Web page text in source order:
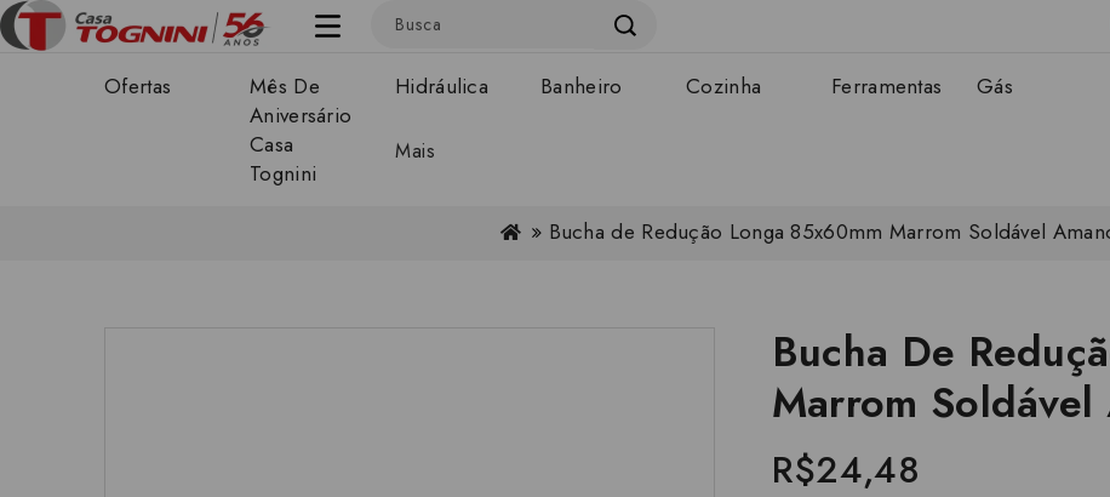
Ofertas
Mês De
Aniversário
Casa
Tognini
Hidráulica Banheiro Cozinha Ferramentas Gás
Mais
Bucha de Redução Longa 85x60mm Marrom Soldável
Bucha De
Marrom Soldável
R$24,48